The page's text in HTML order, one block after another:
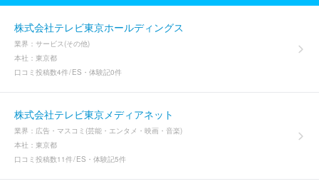
株式会社テレビ東京ホールディングス
業界： サービス(その他)
本社： 東京都
口コミ投稿数4件 ES・体験記0件
株式会社テレビ東京メディアネット
業界： 広告・マスコミ(芸能・エンタメ・映画・音楽)
本社： 東京都
口コミ投稿数11件 ES・体験記5件